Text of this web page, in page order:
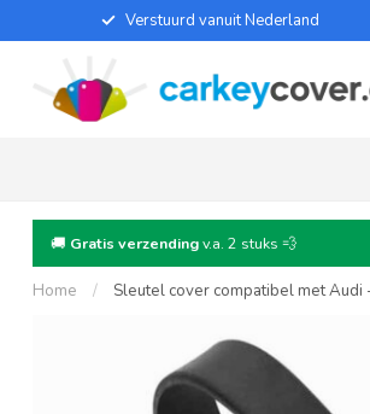
Verstuurd vanuit Nederland
🚚 Gratis verzendingv.a. 2 stuks 💨
Home / Sleutel cover compatibel met